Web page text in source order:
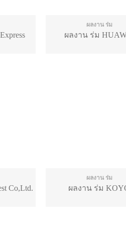
ผลงาน ร่ม
ผลงาน ร่ม
Co,Ltd.
ผลงาน ร่ม
ผลงาน ร่ม